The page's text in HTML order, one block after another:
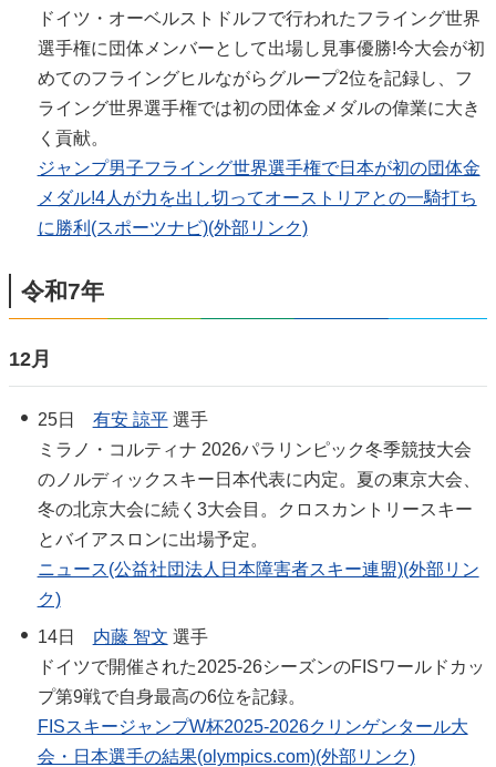
ドイツ・オーベルストドルフで行われたフライング世界
選手権に団体メンバーとして出場し見事優勝!今大会が初
めてのフライングヒルながらグループ2位を記録し、フ
ライング世界選手権では初の団体金メダルの偉業に大き
く貢献。
ジャンプ男子フライング世界選手権で日本が初の団体金
メダル!4人が力を出し切ってオーストリアとの一騎打ち
に勝利(スポーツナビ)(外部リンク)
令和7年
12月
25日 有安 諒平選手
ミラノ・コルティナ 2026パラリンピック冬季競技大会
のノルディックスキー日本代表に内定。夏の東京大会、
冬の北京大会に続く3大会目。クロスカントリースキー
とバイアスロンに出場予定。
ニュース(公益社団法人日本障害者スキー連盟)(外部リン
ク)
14日 内藤 智文 選手
ドイツで開催された2025-26シーズンのFISワールドカッ
プ第9戦で自身最高の6位を記録。
FISスキージャンプW杯2025-2026クリンゲンタール大
会・日本選手の結果(olympics.com)(外部リンク)